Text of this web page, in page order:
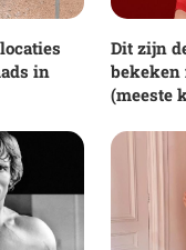
in
Dit zijn
(meeste